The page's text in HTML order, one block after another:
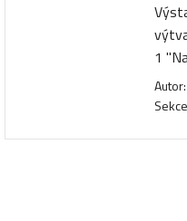
1
Autor: